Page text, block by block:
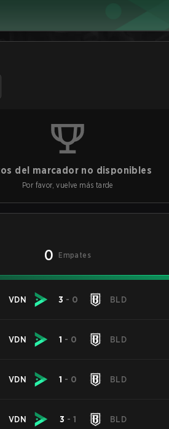
del marcador no disponibles
Por favor, vuelve más tarde
0 Empates
VDN 3 - 0 BLD
VDN 1 - 0 BLD
VDN 1 - 0 BLD
VDN 3 -1 BLD